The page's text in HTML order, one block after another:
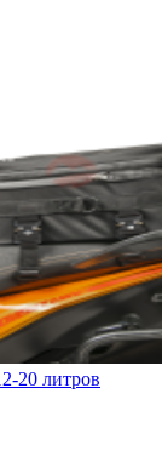
20 литров